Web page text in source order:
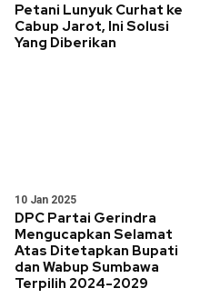
Petani Lunyuk Curhat ke
Cabup Jarot, Ini Solusi
Yang Diberikan
10 Jan 2025
DPC Partai Gerindra
Mengucapkan Selamat
Atas Ditetapkan Bupati
dan Wabup Sumbawa
Terpilih 2024-2029